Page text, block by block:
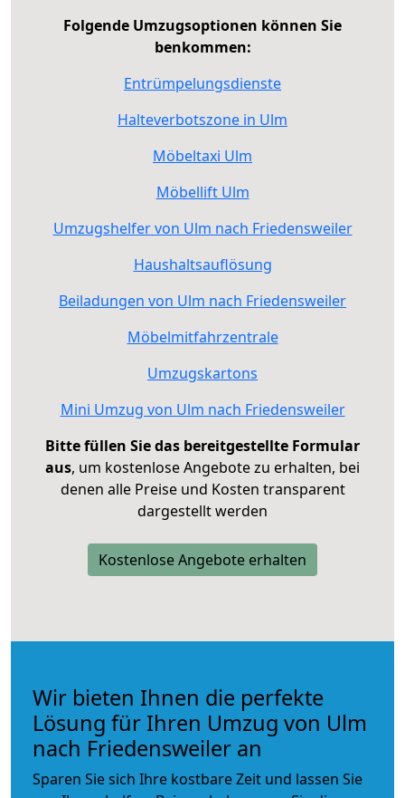
Folgende Umzugsoptionen können Sie
benkommen:
Entrümpelungsdienste
Halteverbotszone in Ulm
Möbeltaxi Ulm
Möbellift Ulm
Umzugshelfer von Ulm nach Friedensweiler
Haushaltsauflösung
Beiladungen von Ulm nach Friedensweiler
Möbelmitfahrzentrale
Umzugskartons
Mini Umzug von Ulm nach Friedensweiler
Bitte füllen Sie das bereitgestellte Formular
aus, um kostenlose Angebote zu erhalten, bei
denen alle Preise und Kosten transparent
dargestellt werden
Kostenlose Angebote erhalten
Wir bieten Ihnen die perfekte
Lösung für Ihren Umzug von Ulm
nach Friedensweiler an
Sparen Sie sich Ihre kostbare Zeit und lassen Sie